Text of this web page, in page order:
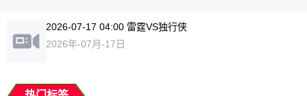
2026-07-17 04:00 雷霆VS独行侠
2026年-07月-17日